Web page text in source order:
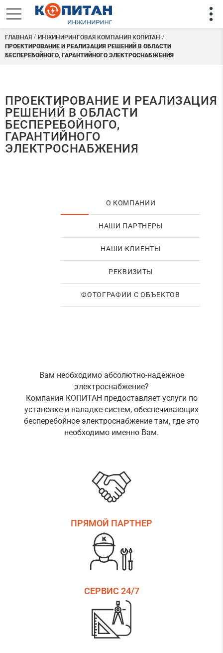
ГЛАВНАЯ
ИНЖИНИРИНГОВАЯ КОМПАНИЯ КОПИТАН
ПРОЕКТИРОВАНИЕ И РЕАЛИЗАЦИЯ РЕШЕНИЙ В ОБЛАСТИ
БЕСПЕРЕБОЙНОГО, ГАРАНТИЙНОГО ЭЛЕКТРОСНАБЖЕНИЯ
ПРОЕКТИРОВАНИЕ И РЕАЛИЗАЦИЯ
РЕШЕНИЙ В ОБЛАСТИ
БЕСПЕРЕБОЙНОГО,
ГАРАНТИЙНОГО
ЭЛЕКТРОСНАБЖЕНИЯ
О КОМПАНИИ
НАШИ ПАРТНЕРЫ
НАШИ КЛИЕНТЫ
РЕКВИЗИТЫ
ФОТОГРАФИИ С ОБЪЕКТОВ
Вам необходимо абсолютно-надежное
электроснабжение?
Компания КОПИТАН предоставляет услуги по
установке и наладке систем, обеспечивающих
бесперебойное электроснабжение там, где это
необходимо именно Вам.
ПРЯМОЙ ПАРТНЕР
СЕРВИС 24/7